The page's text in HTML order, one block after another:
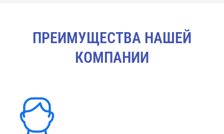
ПРЕИМУЩЕСТВА НАШЕЙ
КОМПАНИИ